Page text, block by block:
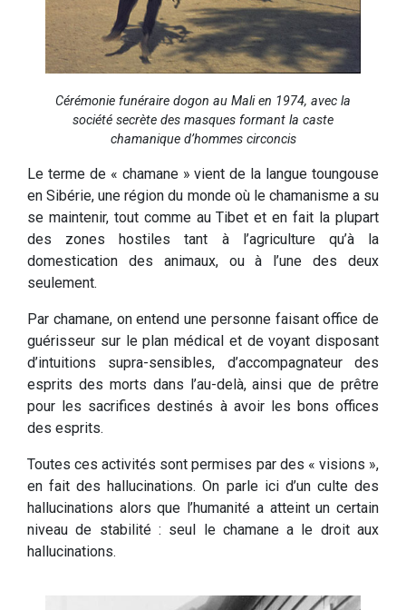
Cérémonie funéraire dogon au Mali en 1974, avec la
société secrète des masques formant la caste
chamanique d’hommes circoncis
Le terme de « chamane » vient de la langue toungouse
en Sibérie, une région du monde où le chamanisme a su
se maintenir, tout comme au Tibet et en fait la plupart
des zones hostiles tant à l’agriculture qu’à la
domestication des animaux, ou à l’une des deux
seulement.
Par chamane, on entend une personne faisant office de
guérisseur sur le plan médical et de voyant disposant
d’intuitions supra-sensibles, d’accompagnateur des
esprits des morts dans l’au-delà, ainsi que de prêtre
pour les sacrifices destinés à avoir les bons offices
des esprits.
Toutes ces activités sont permises par des « visions »,
en fait des hallucinations. On parle ici d’un culte des
hallucinations alors que l’humanité a atteint un certain
niveau de stabilité : seul le chamane a le droit aux
hallucinations.